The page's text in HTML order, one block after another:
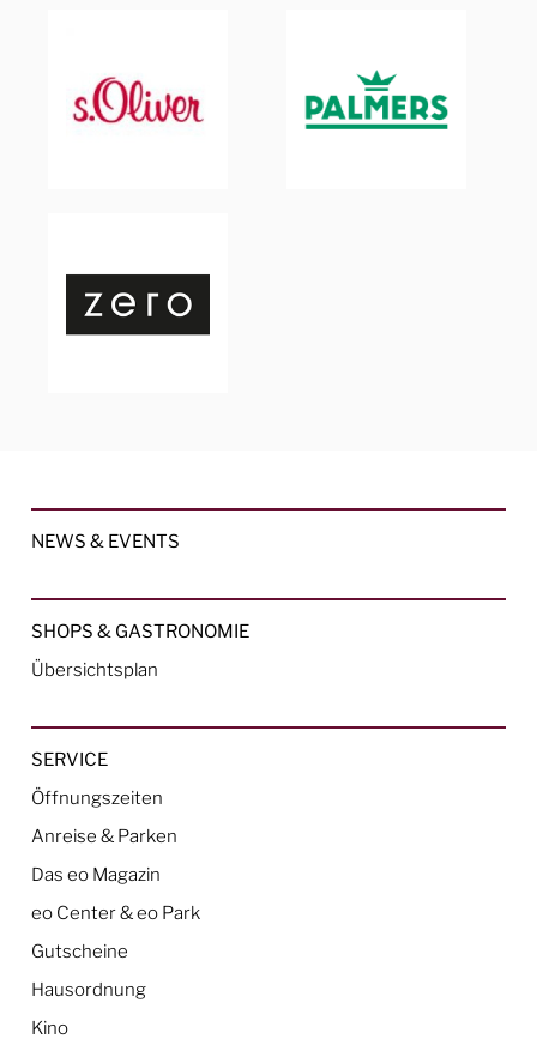
NEWS & EVENTS
SHOPS & GASTRONOMIE
Übersichtsplan
SERVICE
Öffnungszeiten
Anreise & Parken
Das eo Magazin
eo Center & eo Park
Gutscheine
Hausordnung
Kino